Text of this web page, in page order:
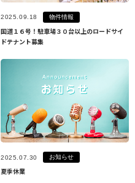
2025.09.18 物件情報
国道１６号！駐車場３０台以上のロードサイ
ドテナント募集
2025.07.30 お知らせ
夏季休業